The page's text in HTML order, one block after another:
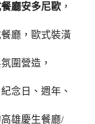
廳安多尼歐 ，
廳，歐式裝潢
圍營造，
念日、週年、
雄慶生餐廳/